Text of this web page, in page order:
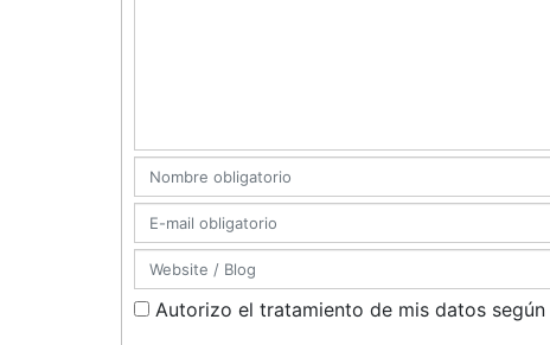
Autorizo el tratamiento de mis datos